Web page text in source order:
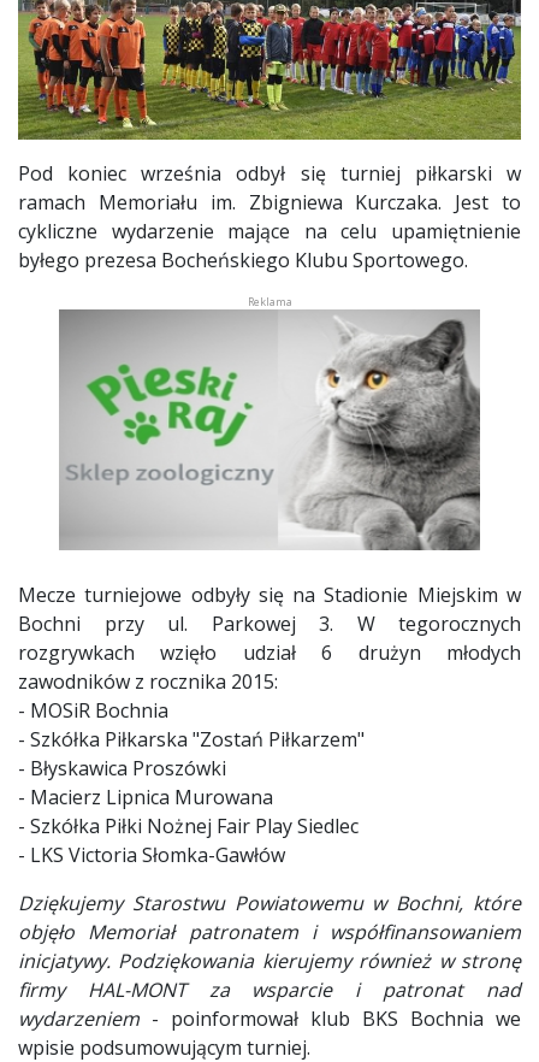
Pod koniec września odbył się turniej piłkarski w
ramach Memoriału im. Zbigniewa Kurczaka. Jest to
cykliczne wydarzenie mające na celu upamiętnienie
byłego prezesa Bocheńskiego Klubu Sportowego.
Mecze turniejowe odbyły się na Stadionie Miejskim w
Bochni przy ul. Parkowej 3. W tegorocznych
rozgrywkach wzięło udział 6 drużyn młodych
zawodników z rocznika 2015:
- MOSiR Bochnia
- Szkółka Piłkarska "Zostań Piłkarzem"
- Błyskawica Proszówki
- Macierz Lipnica Murowana
- Szkółka Piłki Nożnej Fair Play Siedlec
- LKS Victoria Słomka-Gawłów
Dziękujemy Starostwu Powiatowemu w Bochni, które
objęło Memoriał patronatem i współfinansowaniem
inicjatywy. Podziękowania kierujemy również w stronę
firmy HAL-MONT za wsparcie i patronat nad
wydarzeniem - poinformował klub BKS Bochnia we
wpisie podsumowującym turniej.